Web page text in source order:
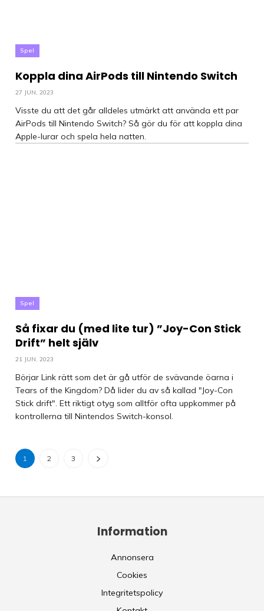
Spel
Koppla dina AirPods till Nintendo Switch
27 JUN, 2023
Visste du att det går alldeles utmärkt att använda ett par
AirPods till Nintendo Switch? Så gör du för att koppla dina
Apple-lurar och spela hela natten.
Spel
Så fixar du (med lite tur) ”Joy-Con Stick
Drift” helt själv
21 JUN, 2023
Börjar Link rätt som det är gå utför de svävande öarna i
Tears of the Kingdom? Då lider du av så kallad "Joy-Con
Stick drift". Ett riktigt otyg som alltför ofta uppkommer på
kontrollerna till Nintendos Switch-konsol.
1 2 3
Information
Annonsera
Cookies
Integritetspolicy